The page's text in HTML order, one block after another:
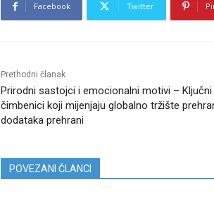
Facebook Twitter
Prethodni članak
Prirodni sastojci i emocionalni motivi – Ključni
čimbenici koji mijenjaju globalno tržište
dodataka prehrani
POVEZANI ČLANCI